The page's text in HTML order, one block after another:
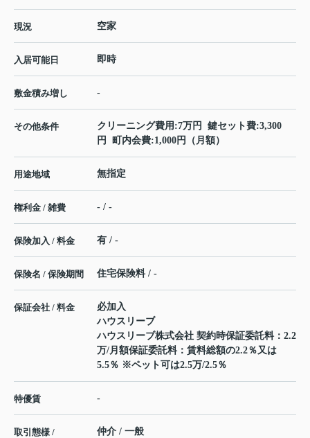
現況 空家
入居可能日 即時
敷金積み増し -
その他条件
クリーニング費用:7万円 鍵セット費:3,300
円 町内会費:1,000円（月額）
用途地域 無指定
権利金 / 雑費 - / -
保険加入 / 料金 有 / -
保険名 / 保険期間 住宅保険料 / -
保証会社 / 料金
必加入
ハウスリーブ
ハウスリーブ株式会社 契約時保証委託料：2.2
万/月額保証委託料：賃料総額の2.2％又は
5.5％ ※ペット可は2.5万/2.5％
特優賃 -
取引態様 /
仲介 / 一般